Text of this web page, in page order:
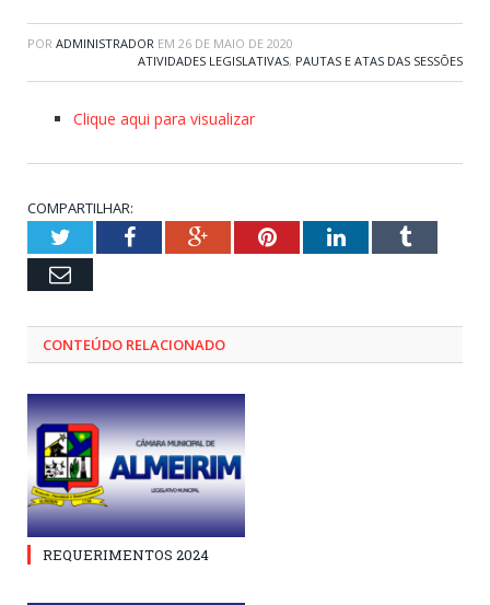
POR ADMINISTRADOR EM 26 DE MAIO DE 2020
ATIVIDADES LEGISLATIVAS, PAUTAS E ATAS DAS SESSÕES
Clique aqui para visualizar
COMPARTILHAR:
TwitterFacebookGoogle+PinterestLinkedInTumblr
Email
CONTEÚDO RELACIONADO
REQUERIMENTOS 2024